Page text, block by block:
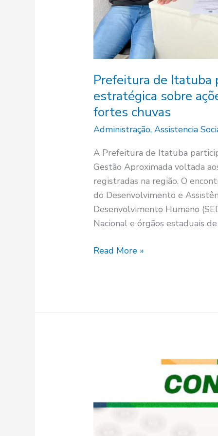
Prefeitura de Itatuba
estratégica sobre
fortes chuvas
Administração,Assistencia
A Prefeitura de Itatuba
Gestão Aproximada voltada
registradas na região. O
do Desenvolvimento e
Desenvolvimento Humano
Nacional e órgãos estaduais
fortes
chuvas
Read More »
reabre